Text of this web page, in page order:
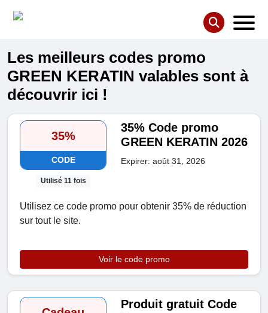
Les meilleurs codes promo
GREEN KERATIN valables sont à
découvrir ici !
35%
CODE
Utilisé 11 fois
35% Code promo
GREEN KERATIN 2026
Expirer: août 31, 2026
Utilisez ce code promo pour obtenir 35% de réduction
sur tout le site.
Voir le code promo
Produit gratuit Code